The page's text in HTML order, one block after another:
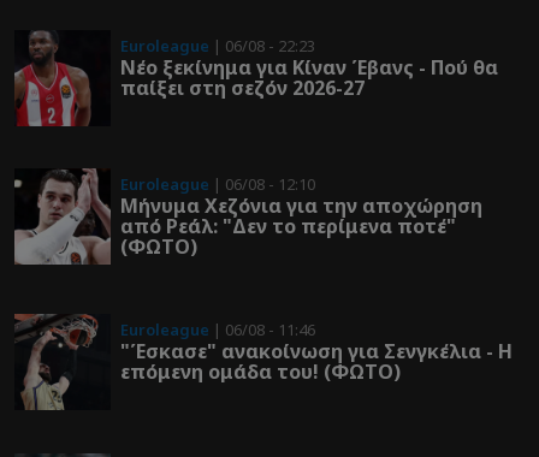
Euroleague | 06/08 - 22:23
Νέο ξεκίνημα για Κίναν Έβανς - Πού θα
παίξει στη σεζόν 2026-27
Euroleague | 06/08 - 12:10
Μήνυμα Χεζόνια για την αποχώρηση
από Ρεάλ: "Δεν το περίμενα ποτέ"
(ΦΩΤΟ)
Euroleague | 06/08 - 11:46
"Έσκασε" ανακοίνωση για Σενγκέλια - Η
επόμενη ομάδα του! (ΦΩΤΟ)